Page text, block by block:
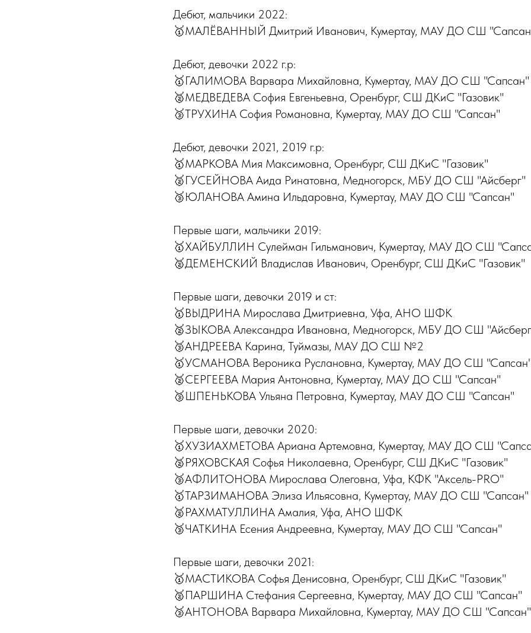
Дебют, мальчики 2022:
🥇МАЛЁВАННЫЙ Дмитрий Иванович, Кумертау, МАУ ДО СШ
Дебют, девочки 2022 г.р:
🥇ГАЛИМОВА Варвара Михайловна, Кумертау, МАУ ДО СШ "Сапсан"
🥈МЕДВЕДЕВА София Евгеньевна, Оренбург, СШ ДКиС "Газовик"
🥉ТРУХИНА София Романовна, Кумертау, МАУ ДО СШ "Сапсан"
Дебют, девочки 2021, 2019 г.р:
🥇МАРКОВА Мия Максимовна, Оренбург, СШ ДКиС "Газовик"
🥈ГУСЕЙНОВА Аида Ринатовна, Медногорск, МБУ ДО СШ "Айсберг"
🥉ЮЛАНОВА Амина Ильдаровна, Кумертау, МАУ ДО СШ "Сапсан"
Первые шаги, мальчики 2019:
🥇ХАЙБУЛЛИН Сулейман Гильманович, Кумертау, МАУ ДО СШ
🥈ДЕМЕНСКИЙ Владислав Иванович, Оренбург, СШ ДКиС "Газовик"
Первые шаги, девочки 2019 и ст:
🥇ВЫДРИНА Мирослава Дмитриевна, Уфа, АНО ШФК
🥈ЗЫКОВА Александра Ивановна, Медногорск, МБУ ДО СШ
🥉АНДРЕЕВА Карина, Туймазы, МАУ ДО СШ №2
🥇УСМАНОВА Вероника Руслановна, Кумертау, МАУ ДО СШ
🥈СЕРГЕЕВА Мария Антоновна, Кумертау, МАУ ДО СШ "Сапсан"
🥉ШПЕНЬКОВА Ульяна Петровна, Кумертау, МАУ ДО СШ "Сапсан"
Первые шаги, девочки 2020:
🥇ХУЗИАХМЕТОВА Ариана Артемовна, Кумертау, МАУ ДО СШ
🥈РЯХОВСКАЯ Софья Николаевна, Оренбург, СШ ДКиС "Газовик"
🥉АФЛИТОНОВА Мирослава Олеговна, Уфа, КФК "Аксель-PRO"
🥇ТАРЗИМАНОВА Элиза Ильясовна, Кумертау, МАУ ДО СШ "Сапсан"
🥈РАХМАТУЛЛИНА Амалия, Уфа, АНО ШФК
🥉ЧАТКИНА Есения Андреевна, Кумертау, МАУ ДО СШ "Сапсан"
Первые шаги, девочки 2021:
🥇МАСТИКОВА Софья Денисовна, Оренбург, СШ ДКиС "Газовик"
🥈ПАРШИНА Стефания Сергеевна, Кумертау, МАУ ДО СШ "Сапсан"
🥉АНТОНОВА Варвара Михайловна, Кумертау, МАУ ДО СШ "Сапсан"